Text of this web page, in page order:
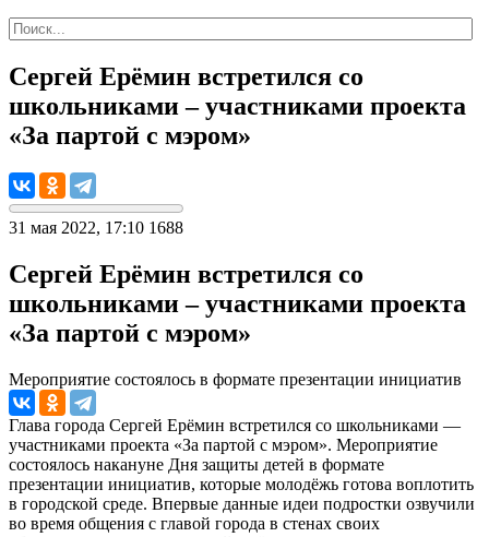
Сергей Ерёмин встретился со
школьниками – участниками проекта
«За партой с мэром»
31 мая 2022, 17:10 1688
Сергей Ерёмин встретился со
школьниками – участниками проекта
«За партой с мэром»
Мероприятие состоялось в формате презентации инициатив
Глава города Сергей Ерёмин встретился со школьниками —
участниками проекта «За партой с мэром». Мероприятие
состоялось накануне Дня защиты детей в формате
презентации инициатив, которые молодёжь готова воплотить
в городской среде. Впервые данные идеи подростки озвучили
во время общения с главой города в стенах своих